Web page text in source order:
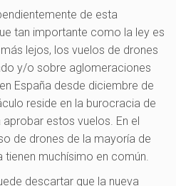
de esta
tan importante como la ley es
lejos, los vuelos de drones
y/o sobre aglomeraciones
España desde diciembre de
reside en la burocracia de
estos vuelos. En el
de drones de la mayoría de
tienen muchísimo en común.
descartar que la nueva